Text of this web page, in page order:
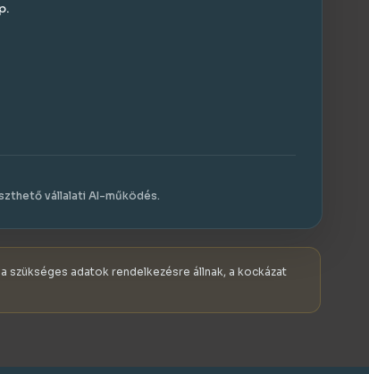
vállalati AI-működés.
szükséges adatok rendelkezésre állnak, a kockázat